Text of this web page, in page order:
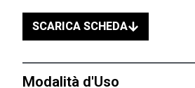
SCARICA SCHEDA
Modalità d'Uso